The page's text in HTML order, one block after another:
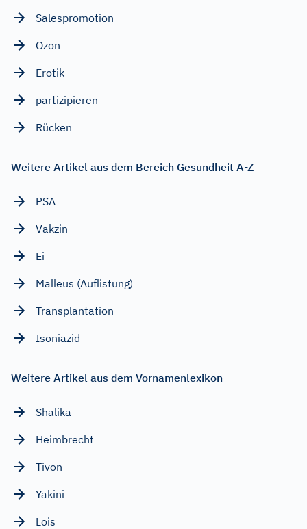
Salespromotion
Ozon
Erotik
partizipieren
Rücken
Weitere Artikel aus dem Bereich Gesundheit A-Z
PSA
Vakzin
Ei
Malleus (Auflistung)
Transplantation
Isoniazid
Weitere Artikel aus dem Vornamenlexikon
Shalika
Heimbrecht
Tivon
Yakini
Lois